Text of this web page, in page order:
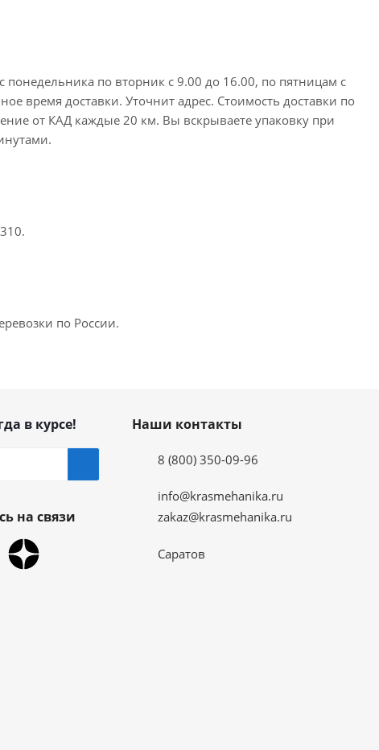
по вторник с 9.00 до 16.00, по пятницам с
время доставки. Уточнит адрес. Стоимость доставки по
от КАД каждые 20 км. Вы вскрываете упаковку при
по России.
в курсе!
на связи
Наши контакты
8 (800) 350-09-96
info@krasmehanika.ru
zakaz@krasmehanika.ru
Саратов